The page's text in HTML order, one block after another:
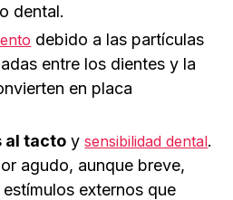
dental.
debido a las partículas
entre los dientes y la
en placa
al tacto ysensibilidad dental.
agudo, aunque breve,
externos que